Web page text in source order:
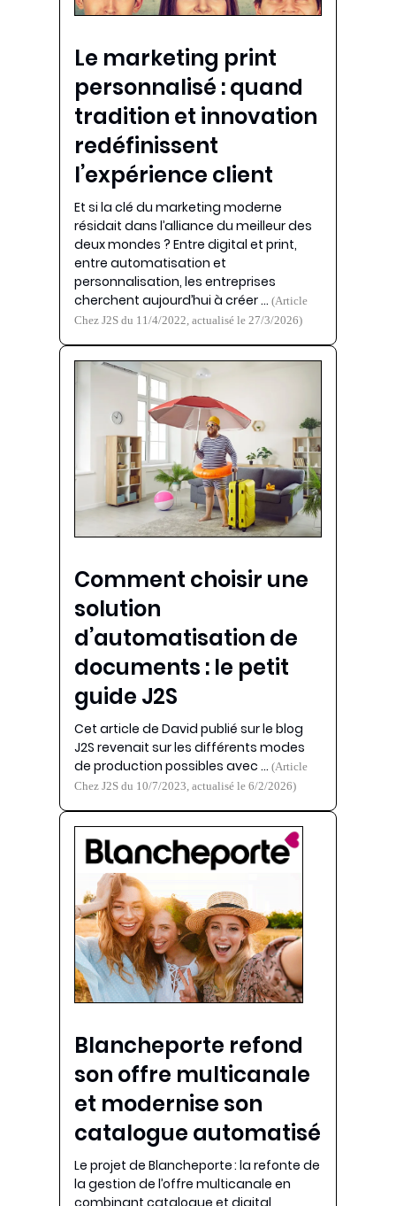
Le marketing print
personnalisé : quand
tradition et innovation
redéfinissent
l’expérience client
Et si la clé du marketing moderne
résidait dans l’alliance du meilleur des
deux mondes ? Entre digital et print,
entre automatisation et
personnalisation, les entreprises
cherchent aujourd’hui à créer …(Article
Chez J2S du 11/4/2022, actualisé le 27/3/2026)
Comment choisir une
solution
d’automatisation de
documents : le petit
guide J2S
Cet article de David publié sur le blog
J2S revenait sur les différents modes
de production possibles avec … (Article
Chez J2S du 10/7/2023, actualisé le 6/2/2026)
Blancheporte refond
son offre multicanale
et modernise son
catalogue automatisé
Le projet de Blancheporte : la refonte de
la gestion de l’offre multicanale en
combinant catalogue et digital